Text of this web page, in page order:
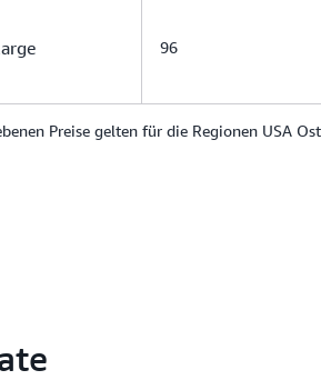
96
Preise gelten für die Regionen USA